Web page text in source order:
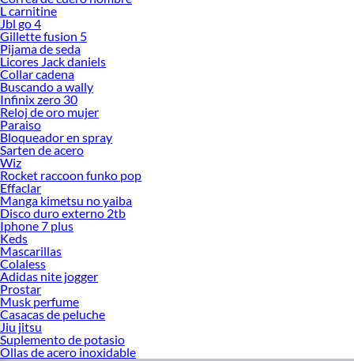
L carnitine
Jbl go 4
Gillette fusion 5
Pijama de seda
Licores Jack daniels
Collar cadena
Buscando a wally
Infinix zero 30
Reloj de oro mujer
Paraiso
Bloqueador en spray
Sarten de acero
Wiz
Rocket raccoon funko pop
Effaclar
Manga kimetsu no yaiba
Disco duro externo 2tb
Iphone 7 plus
Keds
Mascarillas
Colaless
Adidas nite jogger
Prostar
Musk perfume
Casacas de peluche
Jiu jitsu
Suplemento de potasio
Ollas de acero inoxidable